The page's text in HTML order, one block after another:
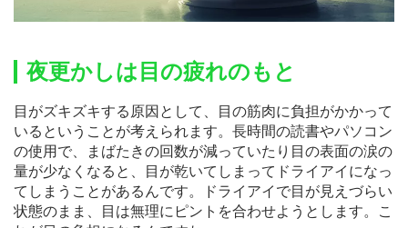
夜更かしは目の疲れのもと
目がズキズキする原因として、目の筋肉に負担がかかって
いるということが考えられます。長時間の読書やパソコン
の使用で、まばたきの回数が減っていたり目の表面の涙の
量が少なくなると、目が乾いてしまってドライアイになっ
てしまうことがあるんです。ドライアイで目が見えづらい
状態のまま、目は無理にピントを合わせようとします。こ